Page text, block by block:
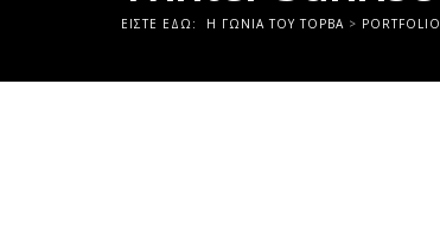
ΕΊΣΤΕ ΕΔΏ: Η ΓΩΝΙΑ ΤΟΥ ΤΟΡΒΑ > PORTFOLIO